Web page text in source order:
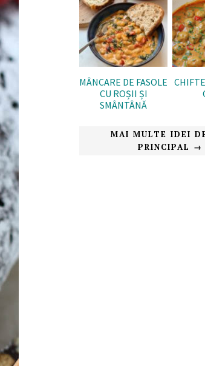
MÂNCARE DE FASOLE
CU ROȘII ȘI
SMÂNTÂNĂ
MAI MULTE IDEI
PRINCIPAL →